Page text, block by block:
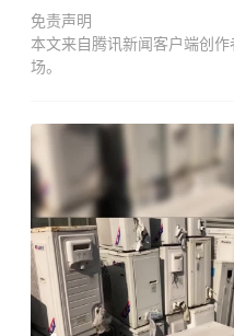
免责声明
本文来自腾讯新闻客户端创
场。